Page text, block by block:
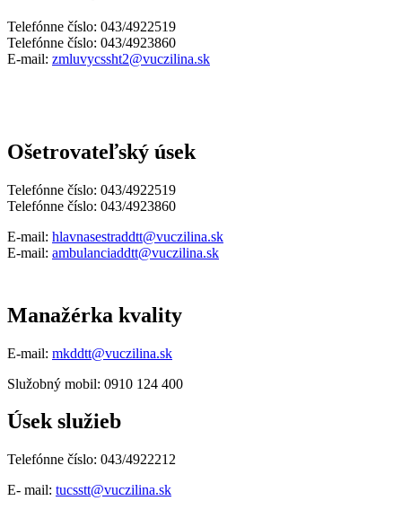
Telefónne číslo: 043/4922519
Telefónne číslo: 043/4923860
E-mail: zmluvycssht2@vuczilina.sk
Ošetrovateľský úsek
Telefónne číslo: 043/4922519
Telefónne číslo: 043/4923860
E-mail: hlavnasestraddtt@vuczilina.sk
E-mail: ambulanciaddtt@vuczilina.sk
Manažérka kvality
E-mail: mkddtt@vuczilina.sk
Služobný mobil: 0910 124 400
Úsek služieb
Telefónne číslo: 043/4922212
E- mail: tucsstt@vuczilina.sk